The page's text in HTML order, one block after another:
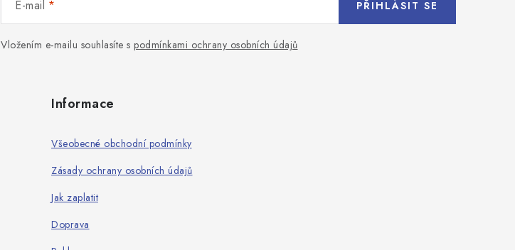
E-mail
Vložením e-mailu souhlasíte s podmínkami ochrany osobních údajů
PŘIHLÁSIT SE
Informace
Všeobecné obchodní podmínky
Zásady ochrany osobních údajů
Jak zaplatit
Doprava